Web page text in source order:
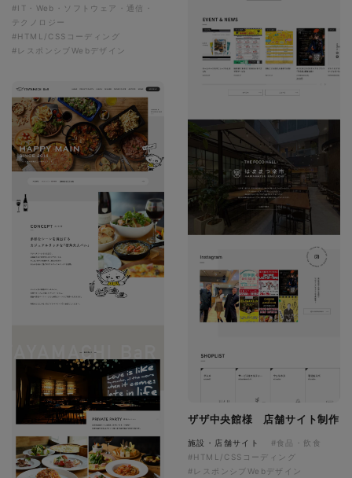
#IT・Web・ソフトウェア・通信・
テクノロジー
#HTML/CSSコーディング
#レスポンシブWebデザイン
ザザ中央館様 店舗サイト制作
施設・店舗サイト
#食品・飲食
#HTML/CSSコーディング
#レスポンシブWebデザイン